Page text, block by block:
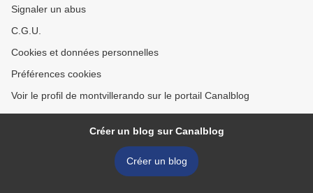
Signaler un abus
C.G.U.
Cookies et données personnelles
Préférences cookies
Voir le profil de montvillerando sur le portail Canalblog
Créer un blog sur Canalblog
Créer un blog